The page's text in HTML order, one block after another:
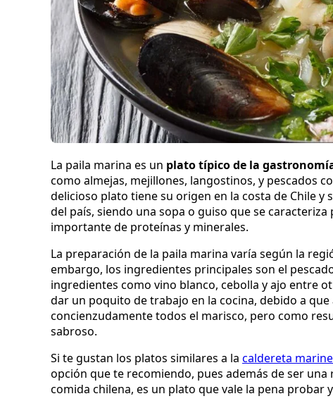
La paila marina es un plato típico de la
como almejas, mejillones, langostinos, y pescados
delicioso plato tiene su origen en la costa de Chile
del país, siendo una sopa o guiso que se
importante de proteínas y minerales.
La preparación de la paila marina varía según la
embargo, los ingredientes principales son el
ingredientes como vino blanco, cebolla y ajo entre
dar un poquito de trabajo en la cocina, debido a
concienzudamente todos el marisco, pero como
sabroso.
Si te gustan los platos similares a la caldereta
opción que te recomiendo, pues además de ser
comida chilena, es un plato que vale la pena probar